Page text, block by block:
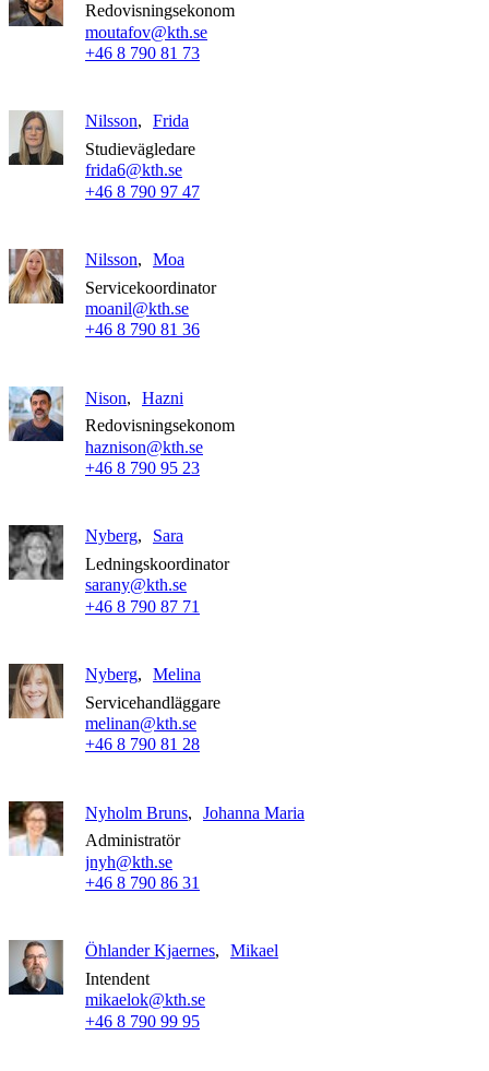
Redovisningsekonom
moutafov@kth.se
+46 8 790 81 73
Nilsson
Frida
Studievägledare
frida6@kth.se
+46 8 790 97 47
Nilsson
Moa
Servicekoordinator
moanil@kth.se
+46 8 790 81 36
Nison
Hazni
Redovisningsekonom
haznison@kth.se
+46 8 790 95 23
Nyberg
Sara
Ledningskoordinator
sarany@kth.se
+46 8 790 87 71
Nyberg
Melina
Servicehandläggare
melinan@kth.se
+46 8 790 81 28
Nyholm Bruns
Johanna Maria
Administratör
jnyh@kth.se
+46 8 790 86 31
Öhlander Kjaernes
Mikael
Intendent
mikaelok@kth.se
+46 8 790 99 95